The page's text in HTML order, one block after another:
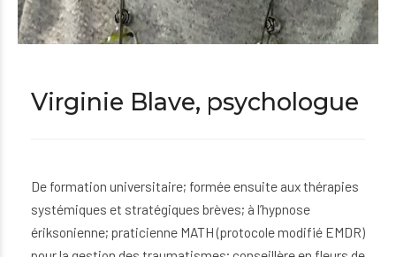
Virginie Blave, psychologue
De formation universitaire; formée ensuite aux thérapies
systémiques et stratégiques brèves; à l’hypnose
ériksonienne; praticienne MATH (protocole modifié EMDR)